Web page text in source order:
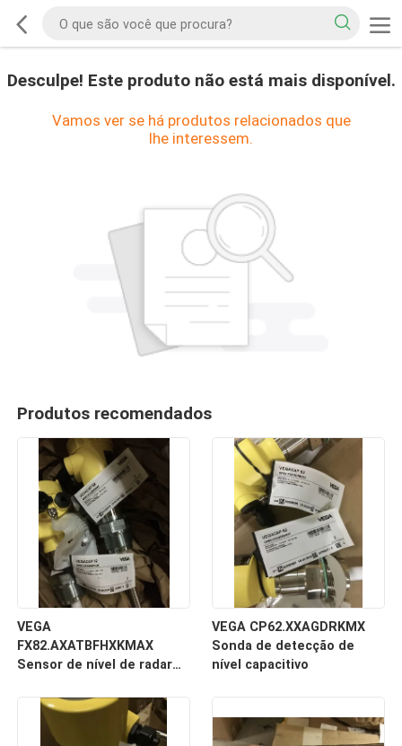
Desculpe! Este produto não está mais disponível.
Vamos ver se há produtos relacionados que
lhe interessem.
Produtos recomendados
VEGA
FX82.AXATBFHXKMAX
Sensor de nível de radar
VEGA CP62.XXAGDRKMX
Sonda de detecção de
nível capacitivo